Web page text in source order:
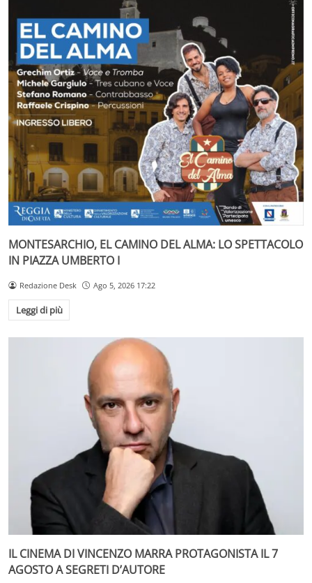
MONTESARCHIO, EL CAMINO DEL ALMA: LO SPETTACOLO
IN PIAZZA UMBERTO I
Redazione Desk Ago 5, 2026 17:22
Leggi di più
IL CINEMA DI VINCENZO MARRA PROTAGONISTA IL 7
AGOSTO A SEGRETI D’AUTORE